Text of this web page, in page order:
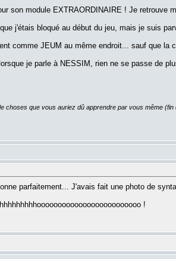
son module EXTRAORDINAIRE ! Je retrouve
j'étais bloqué au début du jeu, mais je suis
comme JEUM au même endroit... sauf que la
je parle à NESSIM, rien ne se passe de
choses que vous auriez dû apprendre par vous même
parfaitement... J'avais fait une photo de
!